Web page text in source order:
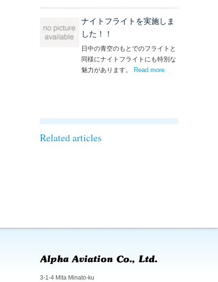
ナイトフライトを実施しま
した！！
日中の青空のもとでのフライトと
同様にナイトフライトにも特別な
魅力があります。 Read more
Related articles
3-1-4 Mita Minato-ku